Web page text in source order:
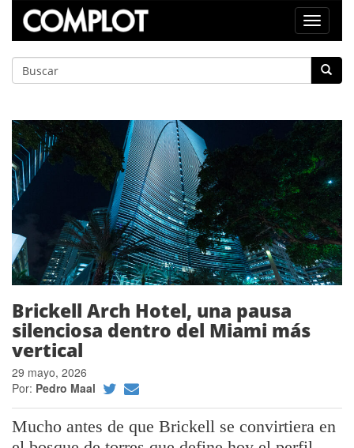
Toggle
Brickell Arch Hotel, una pausa
silenciosa dentro del Miami más
vertical
29 mayo, 2026
Por: Pedro Maal
Mucho antes de que Brickell se convirtiera en